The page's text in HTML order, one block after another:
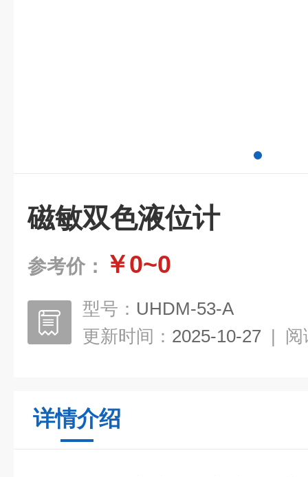
磁敏双色液位计
参考价： ￥0~0
型号： UHDM-53-A
更新时间： 2025-10-27 | 阅
详情介绍